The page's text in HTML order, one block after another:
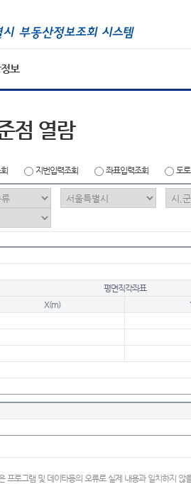
보
점 열람
지번입력조회 좌표입력조회 도
평면직각좌표
X(m)
프로그램 및 데이타등의 오류로 실제 내용과 일치하지